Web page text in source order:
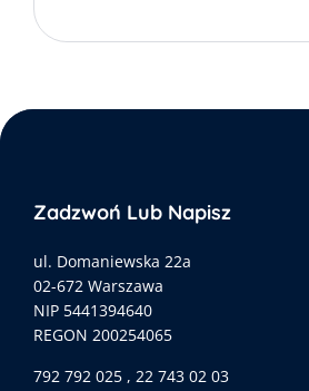
Zadzwoń Lub Napisz
ul. Domaniewska 22a
02-672 Warszawa
NIP 5441394640
REGON 200254065
792 792 025 , 22 743 02 03